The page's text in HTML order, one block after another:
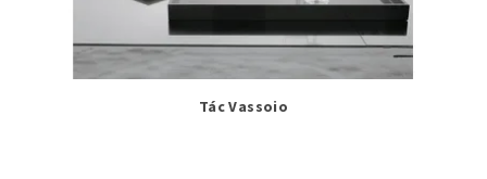
Tác Vassoio